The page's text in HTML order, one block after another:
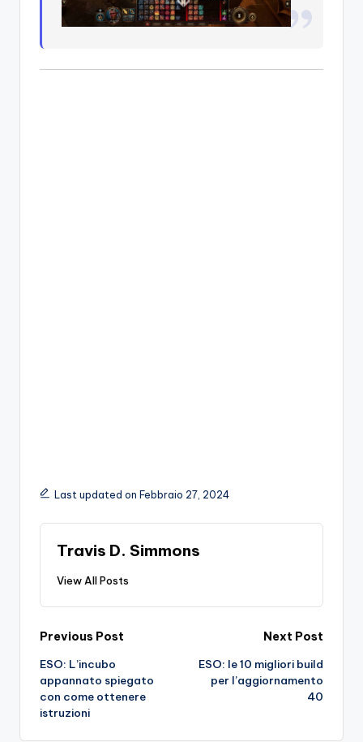
Last updated on Febbraio 27, 2024
Travis D. Simmons
View All Posts
Post
navigation
Previous Post
ESO: L’incubo
appannato spiegato
con come ottenere
istruzioni
Next Post
ESO: le 10 migliori build
per l’aggiornamento
40